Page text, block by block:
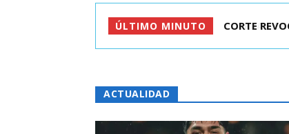
ÚLTIMO MINUTO ARRAU
ACTUALIDAD